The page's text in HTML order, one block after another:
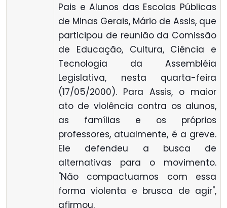
Pais e Alunos das Escolas Públicas
de Minas Gerais, Mário de Assis, que
participou de reunião da Comissão
de Educação, Cultura, Ciência e
Tecnologia da Assembléia
Legislativa, nesta quarta-feira
(17/05/2000). Para Assis, o maior
ato de violência contra os alunos,
as famílias e os próprios
professores, atualmente, é a greve.
Ele defendeu a busca de
alternativas para o movimento.
"Não compactuamos com essa
forma violenta e brusca de agir",
afirmou.